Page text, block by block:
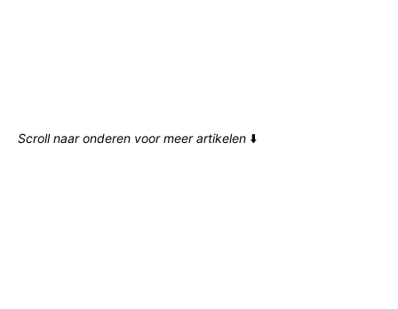
Scroll naar onderen voor meer artikelen ⬇️